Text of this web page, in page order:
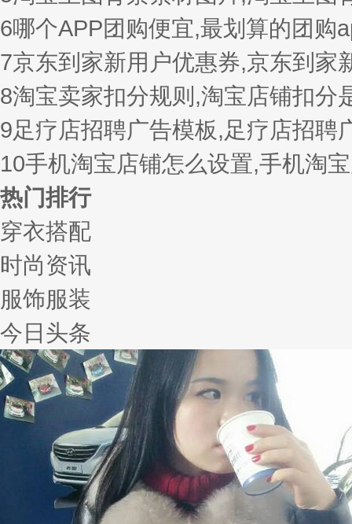
6哪个APP团购便宜,最划算的团购
7京东到家新用户优惠券,京东到家
8淘宝卖家扣分规则,淘宝店铺扣分
9足疗店招聘广告模板,足疗店招聘
10手机淘宝店铺怎么设置,手机淘
热门排行
穿衣搭配
时尚资讯
服饰服装
今日头条